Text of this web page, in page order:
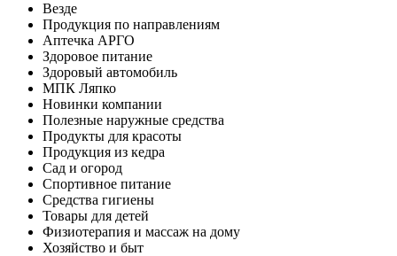
Везде
Продукция по направлениям
Аптечка АРГО
Здоровое питание
Здоровый автомобиль
МПК Ляпко
Новинки компании
Полезные наружные средства
Продукты для красоты
Продукция из кедра
Сад и огород
Спортивное питание
Средства гигиены
Товары для детей
Физиотерапия и массаж на дому
Хозяйство и быт